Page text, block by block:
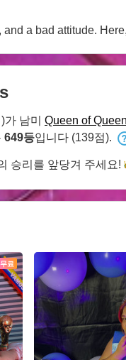
and a bad attitude.
가 남미 Queen of
649등입니다 (139점).
승리를 앞당겨 주세요!
무료